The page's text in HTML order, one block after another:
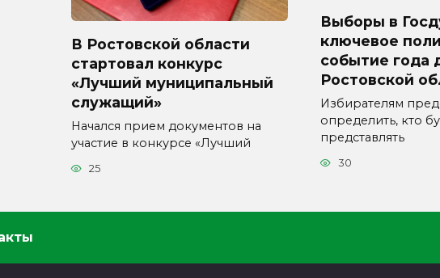
В Ростовской области
стартовал конкурс
«Лучший муниципальный
служащий»
Начался прием документов на
участие в конкурсе «Лучший
25
Выборы в
ключевое
событие года
Ростовской
Избирателям
определить, кто
представлять
30